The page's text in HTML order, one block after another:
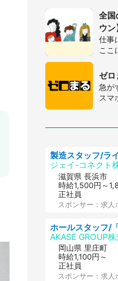
全国
ウン
仕事
ここ
ゼロ
急が
スマ
ジェイ-コネクト
滋賀県 長浜市
時給1,500円～
正社員
スポンサー：求人
AKASE GROUP
岡山県 里庄町
時給1,100円～
正社員
スポンサー：求人